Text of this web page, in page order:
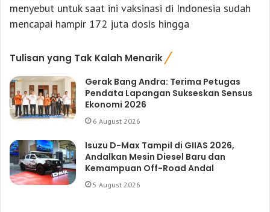
menyebut untuk saat ini vaksinasi di Indonesia sudah
mencapai hampir 172 juta dosis hingga
Tulisan yang Tak Kalah Menarik
Gerak Bang Andra: Terima Petugas
Pendata Lapangan Sukseskan Sensus
Ekonomi 2026
6 August 2026
Isuzu D-Max Tampil di GIIAS 2026,
Andalkan Mesin Diesel Baru dan
Kemampuan Off-Road Andal
5 August 2026